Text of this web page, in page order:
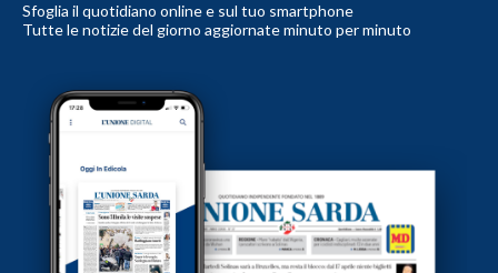
Sfoglia il quotidiano online e sul tuo smartphone
Tutte le notizie del giorno aggiornate minuto per minuto